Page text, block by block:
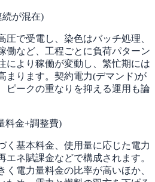
続が混在)
圧で受電し、染色はバッチ処理、
働など、工程ごとに負荷パターン
により稼働が変動し、繁忙期には
まります。契約電力(デマンド)が
ピークの重なりを抑える運用も論
料金+調整費)
く基本料金、使用量に応じた電力
エネ賦課金などで構成されます。
く電力量料金の比率が高いほか、